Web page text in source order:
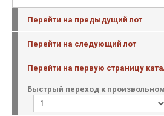
Перейти на предыдущий лот
Перейти на следующий лот
Перейти на первую страницу
Быстрый переход к